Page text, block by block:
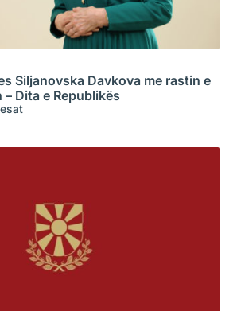
Siljanovska Davkova me rastin e
Dita e Republikës